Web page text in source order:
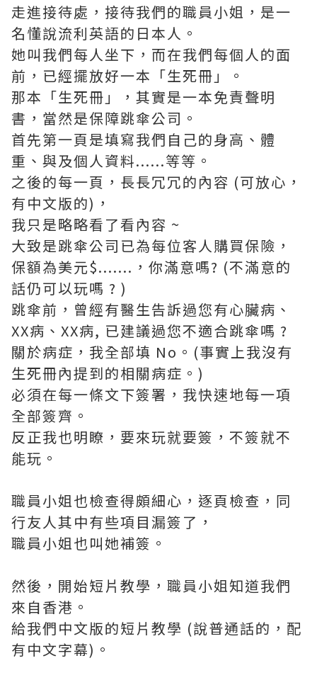
走進接待處，接待我們的職員小姐，是一
名懂說流利英語的日本人。
她叫我們每人坐下，而在我們每個人的面
前，已經擺放好一本「生死冊」。
那本「生死冊」，其實是一本免責聲明
書，當然是保障跳傘公司。
首先第一頁是填寫我們自己的身高、體
重、與及個人資料......等等。
之後的每一頁，長長冗冗的內容 (可放心，
有中文版的)，
我只是略略看了看內容 ~
大致是跳傘公司已為每位客人購買保險，
保額為美元$.......，你滿意嗎? (不滿意的
話仍可以玩嗎 ? )
跳傘前，曾經有醫生告訴過您有心臟病、
XX病、XX病, 已建議過您不適合跳傘嗎 ?
關於病症，我全部填 No。(事實上我沒有
生死冊內提到的相關病症。)
必須在每一條文下簽署，我快速地每一項
全部簽齊。
反正我也明瞭，要來玩就要簽，不簽就不
能玩。
職員小姐也檢查得頗細心，逐頁檢查，同
行友人其中有些項目漏簽了，
職員小姐也叫她補簽。
然後，開始短片教學，職員小姐知道我們
來自香港。
給我們中文版的短片教學 (說普通話的，配
有中文字幕)。